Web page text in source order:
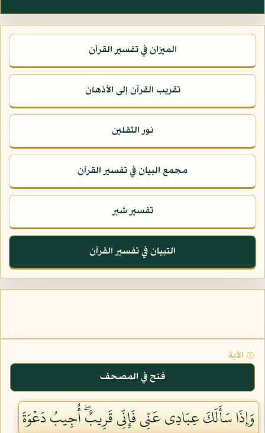
الميزان في تفسير القرآن
تقريب القرآن إلى الأذهان
نور الثقلين
مجمع البيان في تفسير القرآن
تفسير شبر
التبيان في تفسير القرآن
۞ الآية
فتح في المصحف
وَإِذَا سَأَلَكَ عِبَادِي عَنِّي فَإِنِّي قَرِيبٌۖ أُجِيبُ دَعۡوَةَ